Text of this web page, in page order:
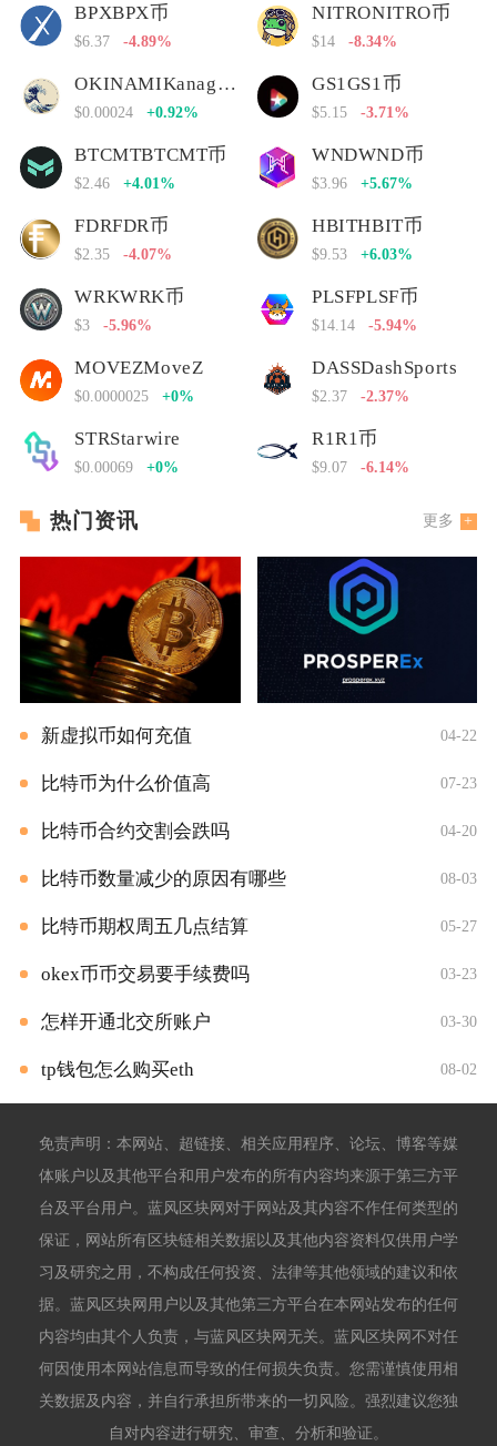
BPXBPX币
$6.37 -4.89%
NITRONITRO币
$14 -8.34%
OKINAMIKanagawa Nami
$0.00024 +0.92%
GS1GS1币
$5.15 -3.71%
BTCMTBTCMT币
$2.46 +4.01%
WNDWND币
$3.96 +5.67%
FDRFDR币
$2.35 -4.07%
HBITHBIT币
$9.53 +6.03%
WRKWRK币
$3 -5.96%
PLSFPLSF币
$14.14 -5.94%
MOVEZMoveZ
$0.0000025 +0%
DASSDashSports
$2.37 -2.37%
STRStarwire
$0.00069 +0%
R1R1币
$9.07 -6.14%
热门资讯 更多
新虚拟币如何充值 04-22
比特币为什么价值高 07-23
比特币合约交割会跌吗 04-20
比特币数量减少的原因有哪些 08-03
比特币期权周五几点结算 05-27
okex币币交易要手续费吗 03-23
怎样开通北交所账户 03-30
tp钱包怎么购买eth 08-02
免责声明：本网站、超链接、相关应用程序、论坛、博客等媒
体账户以及其他平台和用户发布的所有内容均来源于第三方平
台及平台用户。蓝风区块网对于网站及其内容不作任何类型的
保证，网站所有区块链相关数据以及其他内容资料仅供用户学
习及研究之用，不构成任何投资、法律等其他领域的建议和依
据。蓝风区块网用户以及其他第三方平台在本网站发布的任何
内容均由其个人负责，与蓝风区块网无关。蓝风区块网不对任
何因使用本网站信息而导致的任何损失负责。您需谨慎使用相
关数据及内容，并自行承担所带来的一切风险。强烈建议您独
自对内容进行研究、审查、分析和验证。